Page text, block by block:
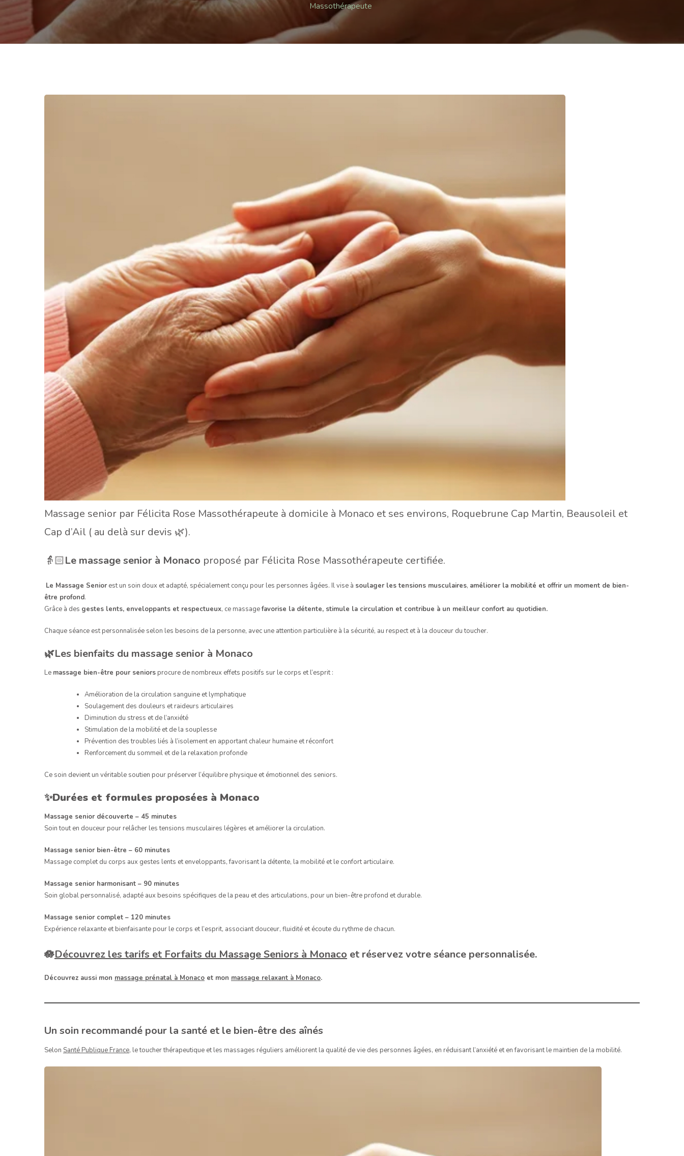
Massothérapeute
Massage senior par Félicita Rose Massothérapeute à domicile à Monaco et ses environs, Roquebrune Cap Martin, Beausoleil et
Cap d’Ail ( au delà sur devis 🌿).
👵🏻Le massage senior à Monaco proposé par Félicita Rose Massothérapeute certifiée.
Le Massage Senior est un soin doux et adapté, spécialement conçu pour les personnes âgées. Il vise à soulager les tensions musculaires, améliorer la mobilité et offrir un moment de bien-
être profond.
Grâce à des gestes lents, enveloppants et respectueux, ce massagefavorise la détente, stimule la circulation et contribue à un meilleur confort au quotidien.
Chaque séance est personnalisée selon les besoins de la personne, avec une attention particulière à la sécurité, au respect et à la douceur du toucher.
🌿Les bienfaits du massage senior à Monaco
Le massage bien-être pour seniors procure de nombreux effets positifs sur le corps et l’esprit :
Amélioration de la circulation sanguine et lymphatique
Soulagement des douleurs et raideurs articulaires
Diminution du stress et de l’anxiété
Stimulation de la mobilité et de la souplesse
Prévention des troubles liés à l’isolement en apportant chaleur humaine et réconfort
Renforcement du sommeil et de la relaxation profonde
Ce soin devient un véritable soutien pour préserver l’équilibre physique et émotionnel des seniors.
✨Durées et formules proposées à Monaco
Massage senior découverte – 45 minutes
Soin tout en douceur pour relâcher les tensions musculaires légères et améliorer la circulation.
Massage senior bien-être – 60 minutes
Massage complet du corps aux gestes lents et enveloppants, favorisant la détente, la mobilité et le confort articulaire.
Massage senior harmonisant – 90 minutes
Soin global personnalisé, adapté aux besoins spécifiques de la peau et des articulations, pour un bien-être profond et durable.
Massage senior complet – 120 minutes
Expérience relaxante et bienfaisante pour le corps et l’esprit, associant douceur, fluidité et écoute du rythme de chacun.
🪷Découvrez les tarifs et Forfaits du Massage Seniors à Monaco et réservez votre séance personnalisée.
Découvrez aussi mon massage prénatal à Monaco et mon massage relaxant à Monaco.
Un soin recommandé pour la santé et le bien-être des aînés
Selon Santé Publique France, le toucher thérapeutique et les massages réguliers améliorent la qualité de vie des personnes âgées, en réduisant l’anxiété et en favorisant le maintien de la mobilité.